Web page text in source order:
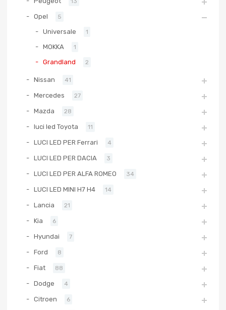
Opel 5
Universale 1
MOKKA 1
Grandland 2
Nissan 41
Mercedes 27
Mazda 28
luci led Toyota 11
LUCI LED PER Ferrari 4
LUCI LED PER DACIA 3
LUCI LED PER ALFA ROMEO 34
LUCI LED MINI H7 H4 14
Lancia 21
Kia 6
Hyundai 7
Ford 8
Fiat 88
Dodge 4
Citroen 6